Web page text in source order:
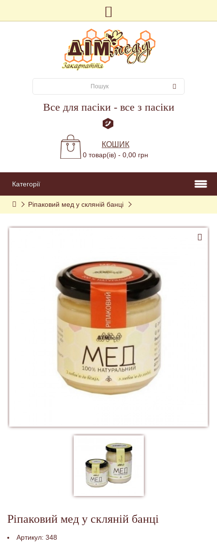
Все для пасіки - все з пасіки
КОШИК
0 товар(ів) - 0,00 грн
Категорії
Ріпаковий мед у скляній банці
Ріпаковий мед у скляній банці
Артикул: 348